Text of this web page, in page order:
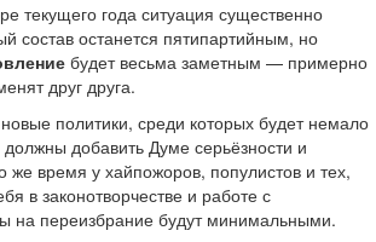
текущего года ситуация существенно
состав останется пятипартийным, но
будет весьма заметным — примерно
друг друга.
политики, среди которых будет немало
добавить Думе серьёзности и
же время у хайпожоров, популистов и тех,
в законотворчестве и работе с
на переизбрание будут минимальными.